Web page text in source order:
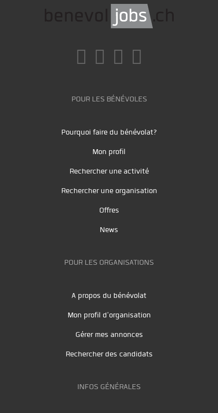
POUR LES BÉNÉVOLES
Pourquoi faire du bénévolat?
Mon profil
Rechercher une activité
Rechercher une organisation
Offres
News
POUR LES ORGANISATIONS
A propos du bénévolat
Mon profil d'organisation
Gérer mes annonces
Rechercher des candidats
INFOS GÉNÉRALES